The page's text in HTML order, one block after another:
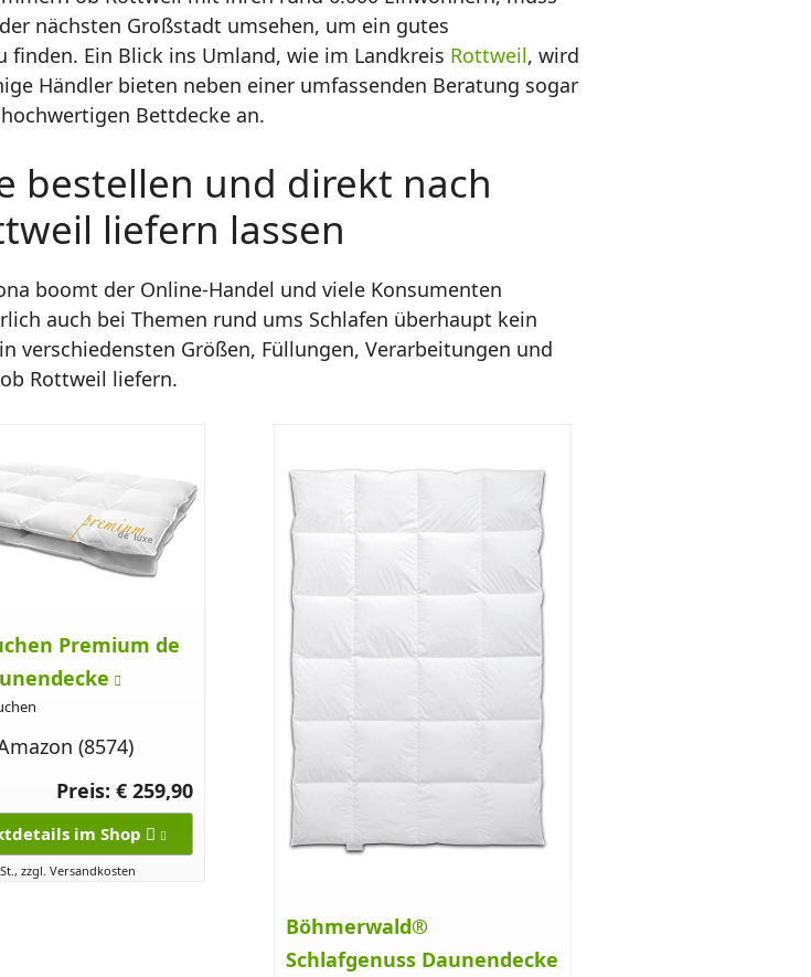
nächsten Großstadt umsehen, um ein gutes
Ein Blick ins Umland, wie im Landkreis Rottweil, wird
Händler bieten neben einer umfassenden Beratung sogar
Bettdecke an.
bestellen und direkt nach
liefern lassen
boomt der Online-Handel und viele Konsumenten
auch bei Themen rund ums Schlafen überhaupt kein
verschiedensten Größen, Füllungen, Verarbeitungen und
Rottweil liefern.
Premium de
Preis: € 259,90
im Shop
zzgl. Versandkosten
Böhmerwald®
Schlafgenuss Daunendecke